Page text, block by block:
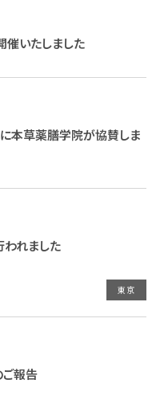
いたしました
本草薬膳学院が協賛しま
われました
東京
ご報告